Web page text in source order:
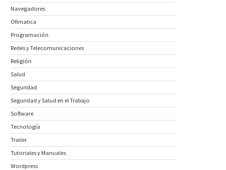
Navegadores
Ofimatica
Programación
Redes y Telecomunicaciones
Religión
Salud
Seguridad
Seguridad y Salud en el Trabajo
Software
Tecnología
Trailer
Tutoriales y Manuales
Wordpress